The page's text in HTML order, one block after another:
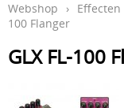
Cadeaubon
Cursussen
Webshop › Effecten
100 Flanger
GLX FL-100